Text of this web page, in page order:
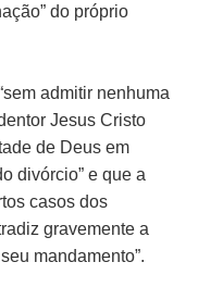
do próprio
admitir nenhuma
Jesus Cristo
de Deus em
divórcio” e que a
casos dos
gravemente a
mandamento”.